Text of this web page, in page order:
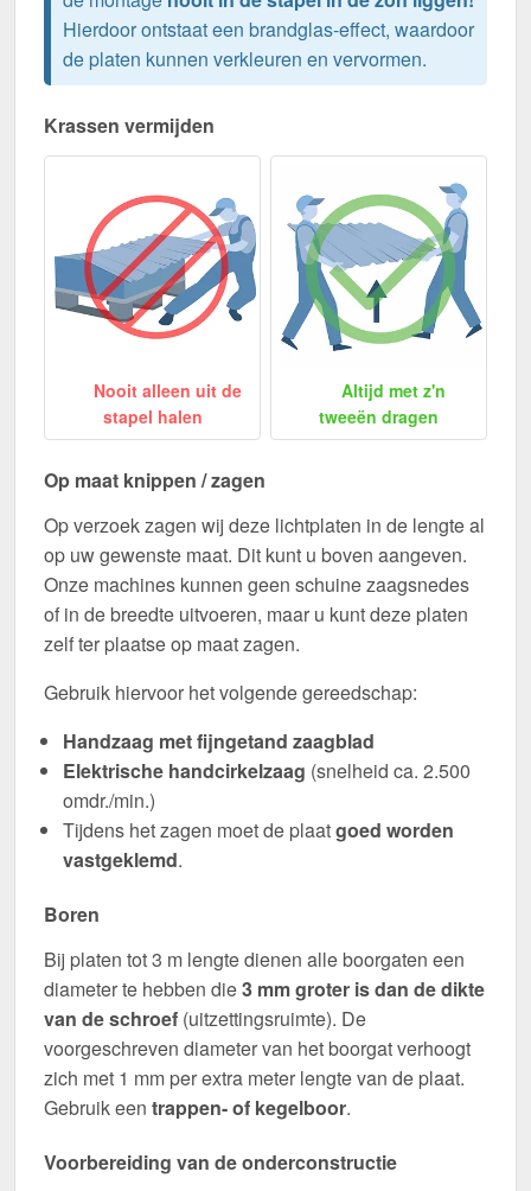
Hierdoor ontstaat een brandglas-effect, waardoor
de platen kunnen verkleuren en vervormen.
Krassen vermijden
Nooit alleen uit de
stapel halen
Altijd met z'n
tweeën dragen
Op maat knippen / zagen
Op verzoek zagen wij deze lichtplaten in de lengte al
op uw gewenste maat. Dit kunt u boven aangeven.
Onze machines kunnen geen schuine zaagsnedes
of in de breedte uitvoeren, maar u kunt deze platen
zelf ter plaatse op maat zagen.
Gebruik hiervoor het volgende gereedschap:
Handzaag met fijngetand zaagblad
Elektrische handcirkelzaag (snelheid ca. 2.500
omdr./min.)
Tijdens het zagen moet de plaatgoed worden
vastgeklemd.
Boren
Bij platen tot 3 m lengte dienen alle boorgaten een
diameter te hebben die3 mm groter is dan de dikte
van de schroef (uitzettingsruimte). De
voorgeschreven diameter van het boorgat verhoogt
zich met 1 mm per extra meter lengte van de plaat.
Gebruik een trappen- of kegelboor.
Voorbereiding van de onderconstructie